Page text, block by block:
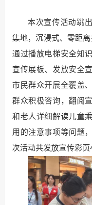
本次宣传活动跳
集地，沉浸式、零距离
通过播放电梯安全知
宣传展板、发放安全
市民群众开展全覆盖
群众积极咨询，翻阅
和老人详细解读儿童
用的注意事项等问题
次活动共发放宣传彩页